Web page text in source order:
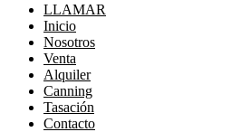
LLAMAR
Inicio
Nosotros
Venta
Alquiler
Canning
Tasación
Contacto